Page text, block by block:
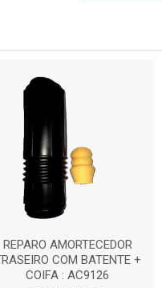
REPARO AMORTECEDOR
COM BATENTE +
COIFA : AC9126